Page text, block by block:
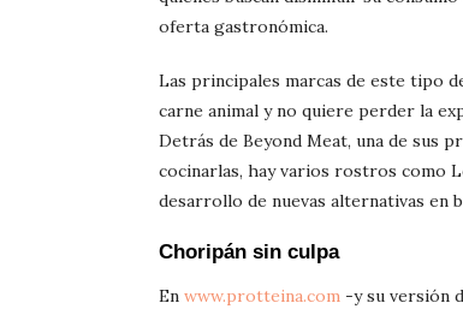
oferta gastronómica.
Las principales marcas de este tipo
carne animal y no quiere perder la
Detrás de Beyond Meat, una de sus
cocinarlas, hay varios rostros como
desarrollo de nuevas alternativas en
Choripán sin culpa
En www.protteina.com -y su versión